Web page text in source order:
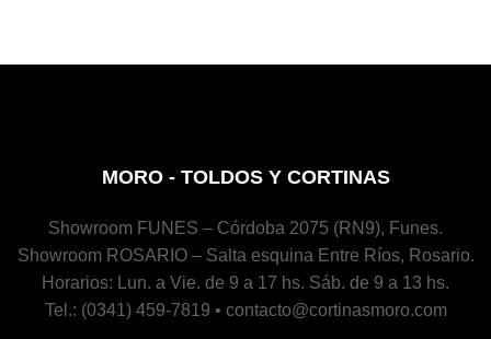
MORO - TOLDOS Y CORTINAS
Showroom FUNES – Córdoba 2075 (RN9), Funes.
Showroom ROSARIO – Salta esquina Entre Ríos, Rosario.
Horarios: Lun. a Vie. de 9 a 17 hs. Sáb. de 9 a 13 hs.
Tel.: (0341) 459-7819 • contacto@cortinasmoro.com